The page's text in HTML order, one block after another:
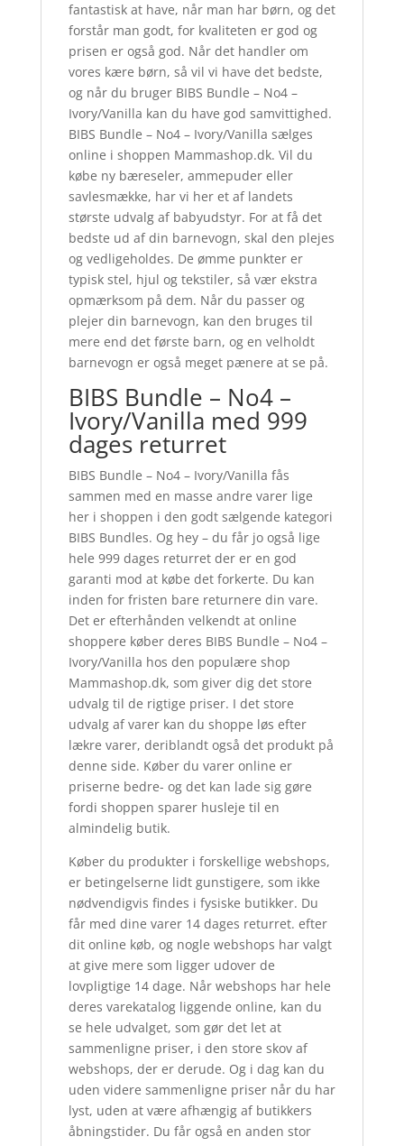
fantastisk at have, når man har børn, og det
forstår man godt, for kvaliteten er god og
prisen er også god. Når det handler om
vores kære børn, så vil vi have det bedste,
og når du bruger BIBS Bundle – No4 –
Ivory/Vanilla kan du have god samvittighed.
BIBS Bundle – No4 – Ivory/Vanilla sælges
online i shoppen Mammashop.dk. Vil du
købe ny bæreseler, ammepuder eller
savlesmække, har vi her et af landets
største udvalg af babyudstyr. For at få det
bedste ud af din barnevogn, skal den plejes
og vedligeholdes. De ømme punkter er
typisk stel, hjul og tekstiler, så vær ekstra
opmærksom på dem. Når du passer og
plejer din barnevogn, kan den bruges til
mere end det første barn, og en velholdt
barnevogn er også meget pænere at se på.
BIBS Bundle – No4 –
Ivory/Vanilla med 999
dages returret
BIBS Bundle – No4 – Ivory/Vanilla fås
sammen med en masse andre varer lige
her i shoppen i den godt sælgende kategori
BIBS Bundles. Og hey – du får jo også lige
hele 999 dages returret der er en god
garanti mod at købe det forkerte. Du kan
inden for fristen bare returnere din vare.
Det er efterhånden velkendt at online
shoppere køber deres BIBS Bundle – No4 –
Ivory/Vanilla hos den populære shop
Mammashop.dk, som giver dig det store
udvalg til de rigtige priser. I det store
udvalg af varer kan du shoppe løs efter
lækre varer, deriblandt også det produkt på
denne side. Køber du varer online er
priserne bedre- og det kan lade sig gøre
fordi shoppen sparer husleje til en
almindelig butik.
Køber du produkter i forskellige webshops,
er betingelserne lidt gunstigere, som ikke
nødvendigvis findes i fysiske butikker. Du
får med dine varer 14 dages returret. efter
dit online køb, og nogle webshops har valgt
at give mere som ligger udover de
lovpligtige 14 dage. Når webshops har hele
deres varekatalog liggende online, kan du
se hele udvalget, som gør det let at
sammenligne priser, i den store skov af
webshops, der er derude. Og i dag kan du
uden videre sammenligne priser når du har
lyst, uden at være afhængig af butikkers
åbningstider. Du får også en anden stor